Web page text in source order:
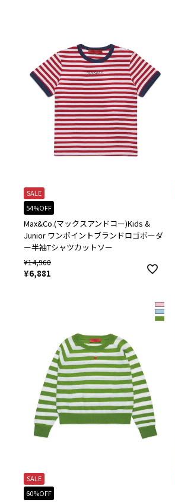
SALE
54%OFF
Max&Co.(マックスアンドコー)Kids &
Junior ワンポイントブランドロゴボーダ
ー半袖Tシャツカットソー
¥14,960
¥6,881
SALE
60%OFF